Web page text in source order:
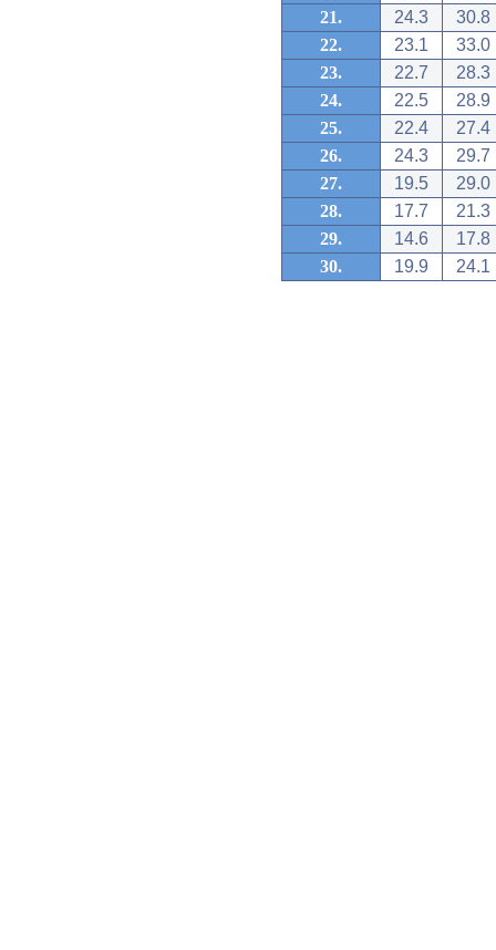
21.
24.3
30.8
22.
23.1
33.0
23.
22.7
28.3
24.
22.5
28.9
25.
22.4
27.4
26.
24.3
29.7
27.
19.5
29.0
28.
17.7
21.3
29.
14.6
17.8
30.
19.9 24.1